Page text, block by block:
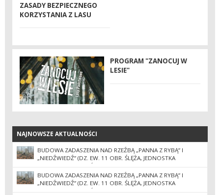
ZASADY BEZPIECZNEGO
KORZYSTANIA Z LASU
PROGRAM "ZANOCUJ W
LESIE"
NAJNOWSZE AKTUALNOŚCI
NAJNOWSZE AKTUALNOŚCI
BUDOWA ZADASZENIA NAD RZEŹBĄ „PANNA Z RYBĄ” I
„NIEDŹWIEDŹ” (DZ. EW. 11 OBR. ŚLĘŻA, JEDNOSTKA
EWIDENCYJNA SOBÓTKA-MIASTO) II POSTĘPOWANIE
BUDOWA ZADASZENIA NAD RZEŹBĄ „PANNA Z RYBĄ” I
„NIEDŹWIEDŹ” (DZ. EW. 11 OBR. ŚLĘŻA, JEDNOSTKA
EWIDENCYJNA SOBÓTKA-MIASTO)